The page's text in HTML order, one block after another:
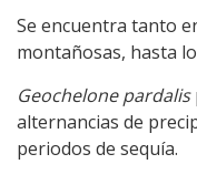
Se encuentra tanto
montañosas, hasta
Geochelone pardalis
alternancias de
periodos de sequía.